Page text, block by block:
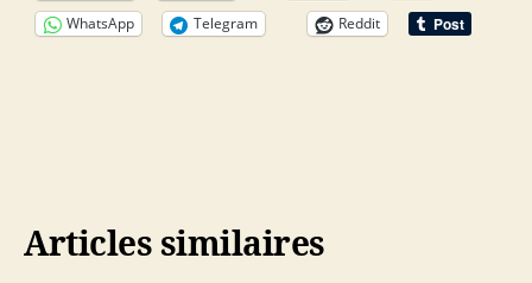
WhatsApp
Telegram Reddit
Articles similaires